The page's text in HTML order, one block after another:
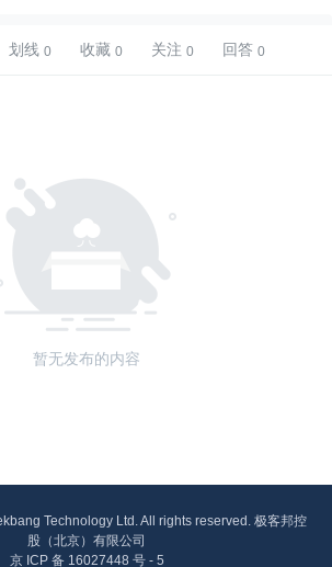
划线 收藏 关注 回答
暂无发布的内容
Technology Ltd. All rights reserved. 极客邦控
股（北京）有限公司
京 ICP 备 16027448 号 - 5